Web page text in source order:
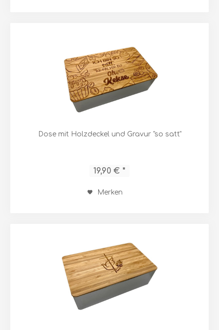
Dose mit Holzdeckel und Gravur "so satt"
19,90 € *
Merken